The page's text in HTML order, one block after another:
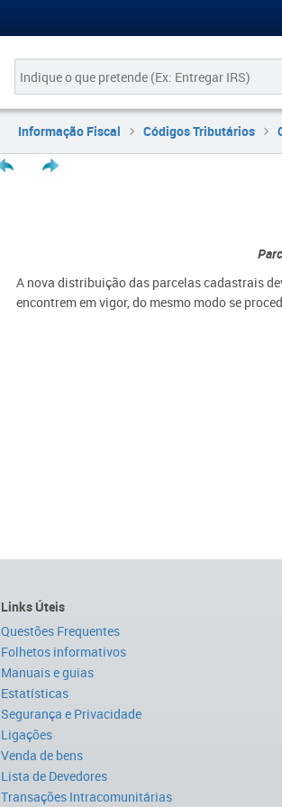
Informação Fiscal Códigos Tributários
A nova distribuição das parcelas cadastrais
encontrem em vigor, do mesmo modo se
Links Úteis
Questões Frequentes
Folhetos informativos
Manuais e guias
Estatísticas
Segurança e Privacidade
Ligações
Venda de bens
Lista de Devedores
Transações Intracomunitárias